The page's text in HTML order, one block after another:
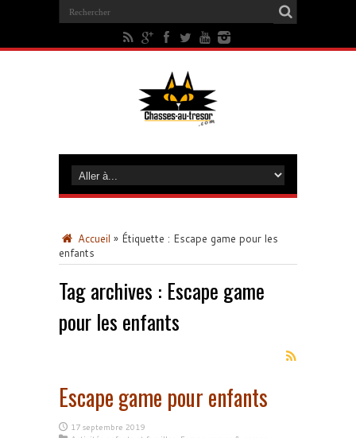
Accueil » Étiquette : Escape game pour les
enfants
Tag archives : Escape game
pour les enfants
Escape game pour enfants
17 septembre 2019